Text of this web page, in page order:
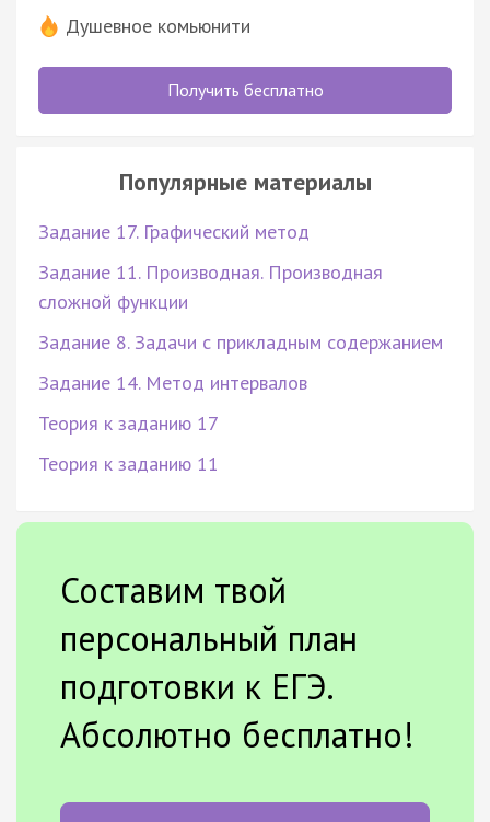
Душевное комьюнити
Получить бесплатно
Популярные материалы
Задание 17. Графический метод
Задание 11. Производная. Производная
сложной функции
Задание 8. Задачи с прикладным содержанием
Задание 14. Метод интервалов
Теория к заданию 17
Теория к заданию 11
Составим твой
персональный план
подготовки к ЕГЭ.
Абсолютно бесплатно!